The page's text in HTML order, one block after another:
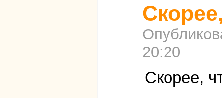
20:20
Скорее,